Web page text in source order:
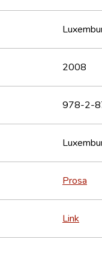
2008
978-2-
Prosa
Link